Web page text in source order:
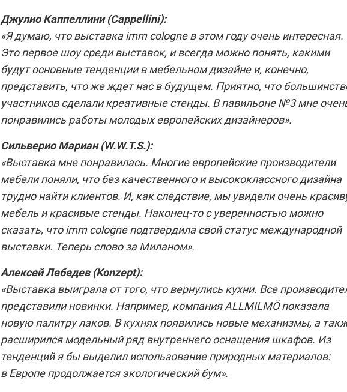
Джулио Каппеллини(Cappellini):
«Я думаю, что выставка imm cologne в этом году очень интересная.
Это первое шоу среди выставок, и всегда можно понять, какими
будут основные тенденции в мебельном дизайне и, конечно,
представить, что же ждет нас в будущем. Приятно, что
участников сделали креативные стенды. В павильоне №3 мне
понравились работы молодых европейских дизайнеров».
Сильверио Мариан (W.W.T.S.):
«Выставка мне понравилась. Многие европейские производители
мебели поняли, что без качественного и высококлассного дизайна
трудно найти клиентов. И, как следствие, мы увидели очень
мебель и красивые стенды. Наконец-то с уверенностью можно
сказать, что imm cologne подтвердила свой статус международной
выставки. Теперь слово за Миланом».
Алексей Лебедев (Konzept):
«Выставка выиграла от того, что вернулись кухни. Все
представили новинки. Например, компания ALLMILMÖ показала
новую палитру лаков. В кухнях появились новые механизмы, а
расширился модельный ряд внутреннего оснащения шкафов. Из
тенденций я бы выделил использование природных материалов:
в Европе продолжается экологический бум».